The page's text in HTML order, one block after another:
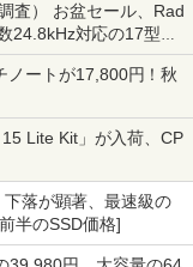
査） お盆セール、Rad
対応の17型モ
か
ノートが17,800円！秋
Lite Kit」が入荷、CP
落が顕著、最速級の
半のSSD価格]